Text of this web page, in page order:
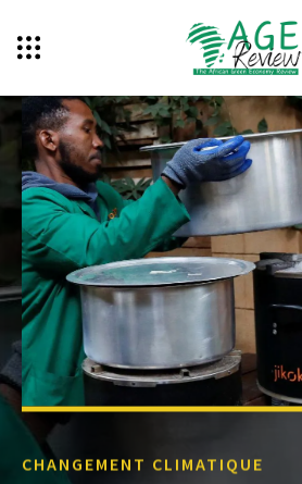
CHANGEMENT CLIMATIQUE